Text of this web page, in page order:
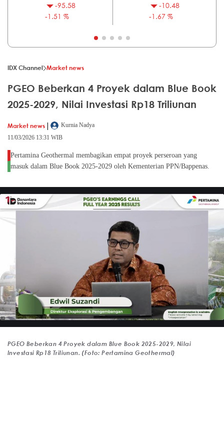
-95.58
-1.51 %
-10.48
-1.67 %
IDX Channel Market news
PGEO Beberkan 4 Proyek dalam Blue Book
2025-2029, Nilai Investasi Rp18 Triliunan
Market news |
Kurnia Nadya
11/03/2026 13:31 WIB
Pertamina Geothermal membagikan empat proyek perseroan yang
masuk dalam Blue Book 2025-2029 oleh Kementerian PPN/Bappenas.
PGEO Beberkan 4 Proyek dalam Blue Book 2025-2029, Nilai
Investasi Rp18 Triliunan. (Foto: Pertamina Geothermal)